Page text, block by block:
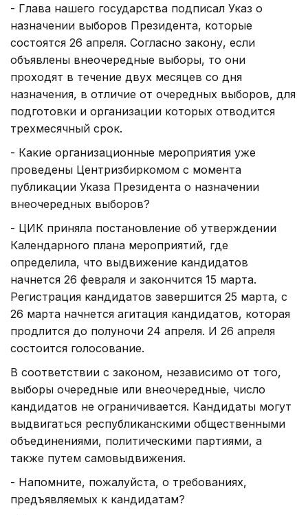
- Глава нашего государства подписал Указ о
назначении выборов Президента, которые
состоятся 26 апреля. Согласно закону, если
объявлены внеочередные выборы, то они
проходят в течение двух месяцев со дня
назначения, в отличие от очередных выборов, для
подготовки и организации которых отводится
трехмесячный срок.
- Какие организационные мероприятия уже
проведены Центризбиркомом с момента
публикации Указа Президента о назначении
внеочередных выборов?
- ЦИК приняла постановление об утверждении
Календарного плана мероприятий, где
определила, что выдвижение кандидатов
начнется 26 февраля и закончится 15 марта.
Регистрация кандидатов завершится 25 марта, с
26 марта начнется агитация кандидатов, которая
продлится до полуночи 24 апреля. И 26 апреля
состоится голосование.
В соответствии с законом, независимо от того,
выборы очередные или внеочередные, число
кандидатов не ограничивается. Кандидаты могут
выдвигаться республиканскими общественными
объединениями, политическими партиями, а
также путем самовыдвижения.
- Напомните, пожалуйста, о требованиях,
предъявляемых к кандидатам?